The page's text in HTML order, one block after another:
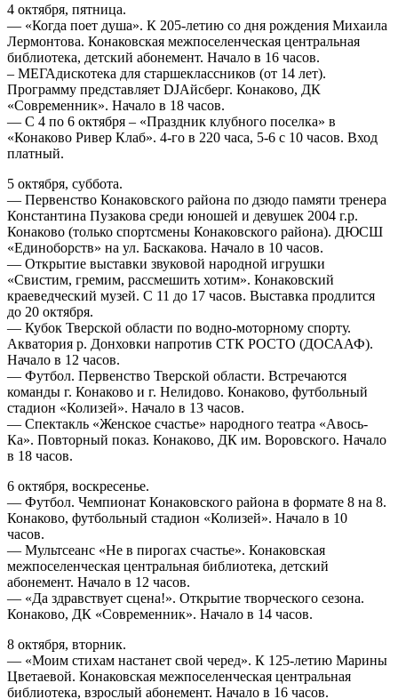
4 октября, пятница.
— «Когда поет душа». К 205-летию со дня рождения Михаила
Лермонтова. Конаковская межпоселенческая центральная
библиотека, детский абонемент. Начало в 16 часов.
– МЕГАдискотека для старшеклассников (от 14 лет).
Программу представляет DJАйсберг. Конаково, ДК
«Современник». Начало в 18 часов.
— С 4 по 6 октября – «Праздник клубного поселка» в
«Конаково Ривер Клаб». 4-го в 220 часа, 5-6 с 10 часов. Вход
платный.
5 октября, суббота.
— Первенство Конаковского района по дзюдо памяти тренера
Константина Пузакова среди юношей и девушек 2004 г.р.
Конаково (только спортсмены Конаковского района). ДЮСШ
«Единоборств» на ул. Баскакова. Начало в 10 часов.
— Открытие выставки звуковой народной игрушки
«Свистим, гремим, рассмешить хотим». Конаковский
краеведческий музей. С 11 до 17 часов. Выставка продлится
до 20 октября.
— Кубок Тверской области по водно-моторному спорту.
Акватория р. Донховки напротив СТК РОСТО (ДОСААФ).
Начало в 12 часов.
— Футбол. Первенство Тверской области. Встречаются
команды г. Конаково и г. Нелидово. Конаково, футбольный
стадион «Колизей». Начало в 13 часов.
— Спектакль «Женское счастье» народного театра «Авось-
Ка». Повторный показ. Конаково, ДК им. Воровского. Начало
в 18 часов.
6 октября, воскресенье.
— Футбол. Чемпионат Конаковского района в формате 8 на 8.
Конаково, футбольный стадион «Колизей». Начало в 10
часов.
— Мультсеанс «Не в пирогах счастье». Конаковская
межпоселенческая центральная библиотека, детский
абонемент. Начало в 12 часов.
— «Да здравствует сцена!». Открытие творческого сезона.
Конаково, ДК «Современник». Начало в 14 часов.
8 октября, вторник.
— «Моим стихам настанет свой черед». К 125-летию Марины
Цветаевой. Конаковская межпоселенческая центральная
библиотека, взрослый абонемент. Начало в 16 часов.